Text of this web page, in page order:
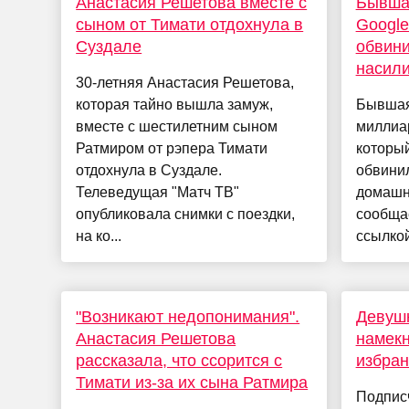
сыном от Тимати отдохнула в
Суздале
30-летняя Анастасия Решетова,
которая тайно вышла замуж,
вместе с шестилетним сыном
Ратмиром от рэпера Тимати
отдохнула в Суздале.
Телеведущая "Матч ТВ"
опубликовала снимки с поездки,
на ко...
"Возникают недопонимания".
Анастасия Решетова
рассказала, что ссорится с
Тимати из-за их сына Ратмира